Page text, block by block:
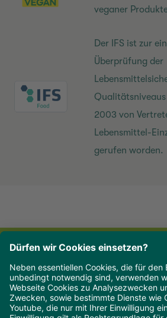
veganer
Der IFS ist zur
Überprüfung der
2003 von
Lebensmittel-
gerufen worden.
hungrig auf leckere
und angebote?